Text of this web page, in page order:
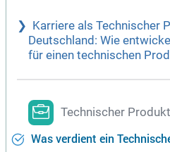
Karriere als Technischer
Deutschland: Wie
für einen technischen
Technischer
Was verdient ein